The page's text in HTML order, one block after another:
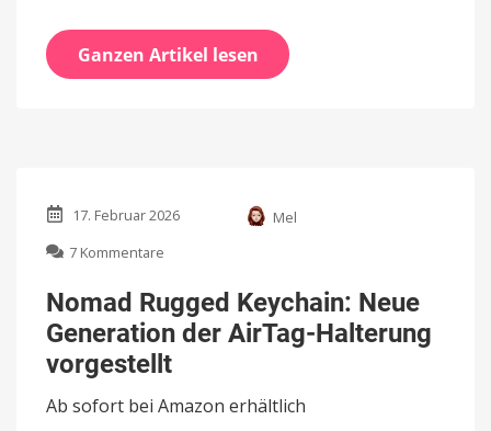
Ganzen Artikel lesen
17. Februar 2026
Mel
7 Kommentare
Rugged
Keychain:
Neue
Generation
der
AirTag-
Halterung
Nomad Rugged Keychain: Neue
Generation der AirTag-Halterung
vorgestellt
Ab sofort bei Amazon erhältlich